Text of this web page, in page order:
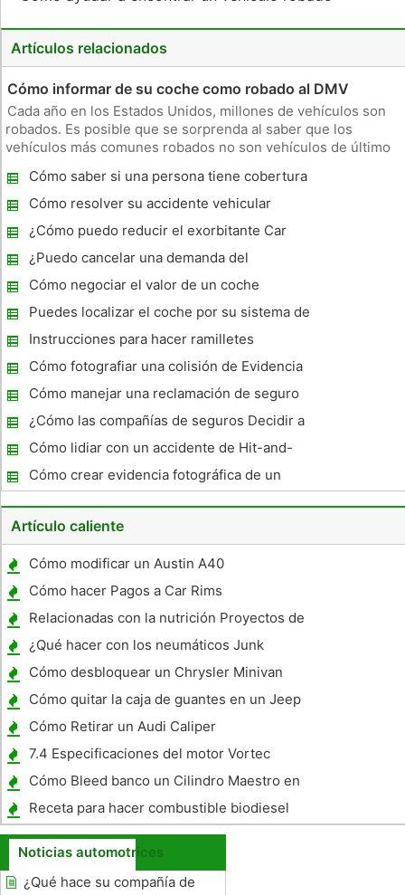
Artículos relacionados
Cómo informar de su coche como robado al DMV
Cada año en los Estados Unidos, millones de vehículos son
robados. Es posible que se sorprenda al saber que los
vehículos más comunes robados no son vehículos de último
ya que son después de que las partes, y no el propio
vehículo, para su
Cómo saber si una persona tiene cobertura
de seguro de Auto
Cómo resolver su accidente vehicular
Reclama Yourself
¿Cómo puedo reducir el exorbitante Car
Insurance valorar?
¿Puedo cancelar una demanda del
accidente de coche?
Cómo negociar el valor de un coche
Totalizó con su compañía de seguros Auto
Puedes localizar el coche por su sistema de
GPS?
Instrucciones para hacer ramilletes
Cómo fotografiar una colisión de Evidencia
Cómo manejar una reclamación de seguro
de coche después de un accidente
¿Cómo las compañías de seguros Decidir a
Total un vehículo?
Cómo lidiar con un accidente de Hit-and-
Run
Cómo crear evidencia fotográfica de un
accidente de coche
Artículo caliente
Cómo modificar un Austin A40
Cómo hacer Pagos a Car Rims
Relacionadas con la nutrición Proyectos de
Ciencia
¿Qué hacer con los neumáticos Junk
Cómo desbloquear un Chrysler Minivan
Cómo quitar la caja de guantes en un Jeep
Wrangler
Cómo Retirar un Audi Caliper
7.4 Especificaciones del motor Vortec
Cómo Bleed banco un Cilindro Maestro en
un Chevy Silverado
Receta para hacer combustible biodiesel
Noticias automotrices
¿Qué hace su compañía de